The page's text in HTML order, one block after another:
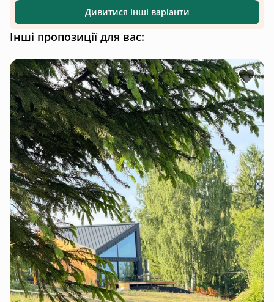
Дивитися інші варіанти
Інші пропозиції для вас: